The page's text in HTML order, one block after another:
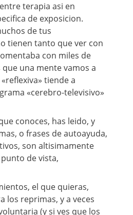
terapia asi en
de exposicion.
de tus
tienen tanto que ver con
con miles de
una mente vamos a
tiende a
«cerebro-televisivo»
conoces, has leido, y
o frases de autoayuda,
son altisimamente
de vista,
el que quieras,
los reprimas, y a veces
(y si ves que los